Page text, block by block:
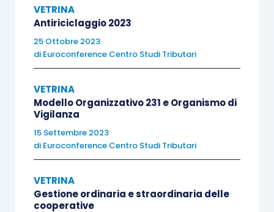
preliminare strategico di successo
(resistenze e problematiche)
Il faro della semplicità
La creazione del valore
La cultura “finanziaria” (quantitativa)
La cultura qualitativa
evoluzione (valutazione
costo/opportunità)
VETRINA
Antiriciclaggio 2023
25 Ottobre 2023
di Euroconference Centro Studi Tributari
VETRINA
Modello Organizzativo 231 e Organismo di
Vigilanza
15 Settembre 2023
di Euroconference Centro Studi Tributari
VETRINA
Gestione ordinaria e straordinaria delle
cooperative